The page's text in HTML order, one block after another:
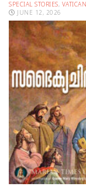
SPECIAL STORIES, VATICAN
JUNE 12, 2026